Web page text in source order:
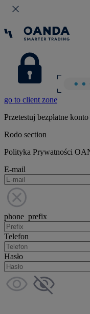
go to client zone
Przetestuj bezpłatne
Rodo section
Polityka Prywatności
E-mail
phone_prefix
Telefon
Hasło